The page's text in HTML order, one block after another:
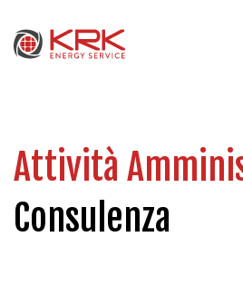
Attività
Consulenza